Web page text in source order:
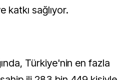
katkı sağlıyor.
Türkiye'nin en fazla